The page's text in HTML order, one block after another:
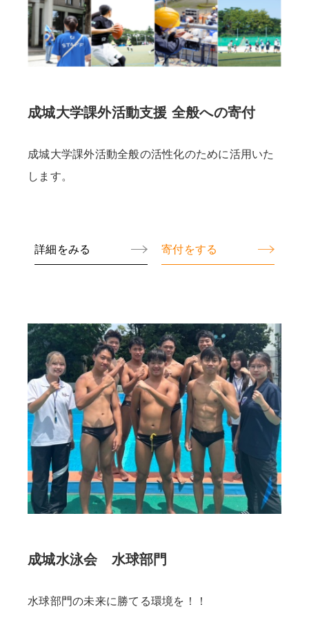
成城大学課外活動支援 全般への寄付
成城大学課外活動全般の活性化のために活用いた
します。
詳細をみる 寄付をする
成城水泳会 水球部門
水球部門の未来に勝てる環境を！！